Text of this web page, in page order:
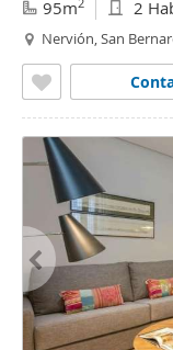
95m 2
Nervión, San